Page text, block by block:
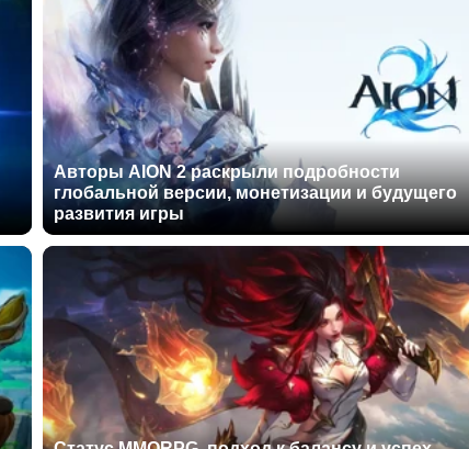
Авторы AION 2 раскрыли подробности
глобальной версии, монетизации и будущего
развития игры